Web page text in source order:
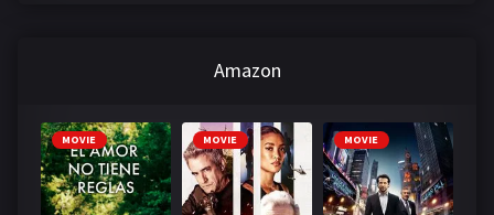
Amazon
MOVIE MOVIE MOVIE